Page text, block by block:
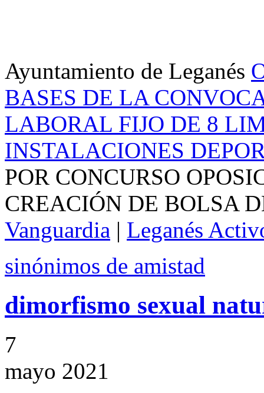
Ayuntamiento de Leganés
BASES DE LA
LABORAL FIJO DE 8
INSTALACIONES
POR CONCURSO
CREACIÓN DE BOLSA
Vanguardia | Leganés
sinónimos de amistad
dimorfismo sexual
7
mayo 2021